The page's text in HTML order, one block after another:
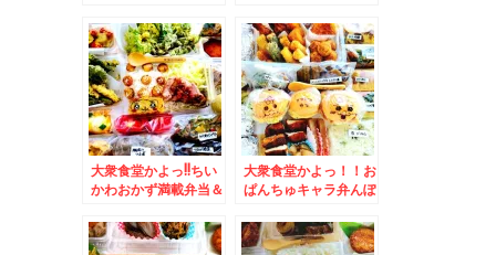
グ「ゲートイン」さん
の「モーニングセッ
ト」お洒落で盛りだく
さん(*´艸`*)
リ・サンゴールドキウ
イ」が美味っ！！
大衆食堂かよっ!!ちい
かわおかず満載弁当＆
「金曜日のサンドイッ
チ３００円」と「コロ
大衆食堂かよっ！！お
ぱんちゅキャラ弁んぽ
町絶品和菓子洋菓子
「くら屋」さんの砂糖